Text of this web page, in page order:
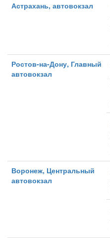
Астрахань, автовокзал
Ростов-на-Дону, Главный
автовокзал
Воронеж, Центральный
автовокзал